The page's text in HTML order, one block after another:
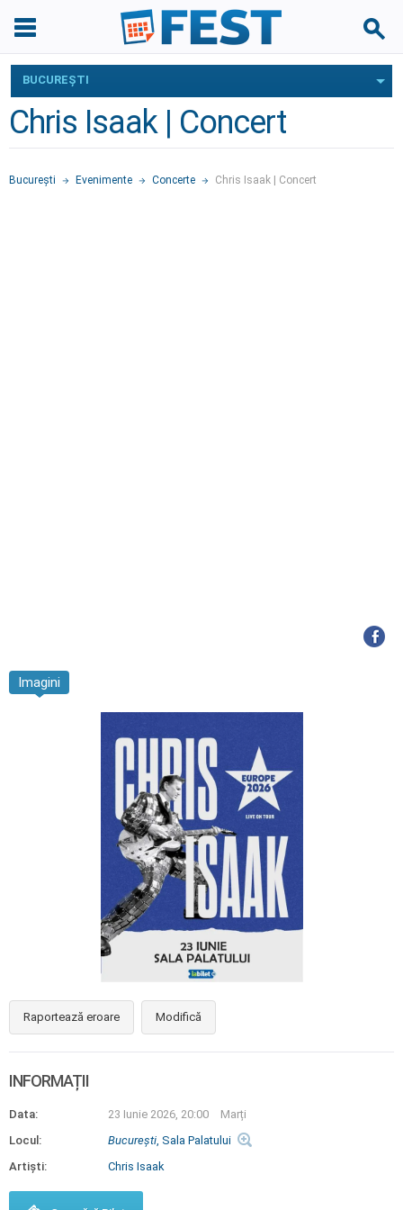
BUCUREŞTI
Chris Isaak | Concert
Bucureşti Evenimente Concerte Chris Isaak | Concert
Imagini
Raportează eroare Modifică
INFORMAȚII
Data: 23 Iunie 2026, 20:00
Marți
Locul:
Bucureşti, Sala Palatului
Artiști:
Chris Isaak